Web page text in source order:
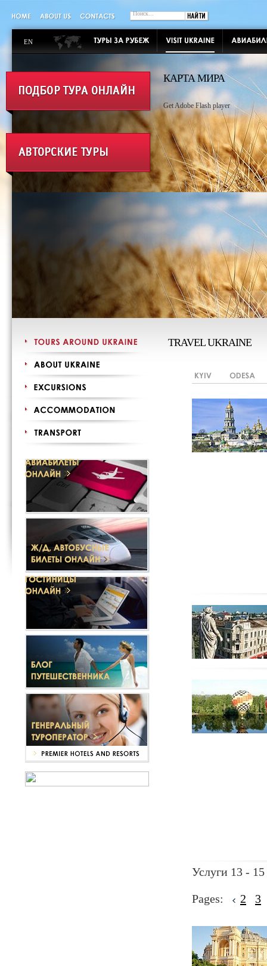
EN
КАРТА МИРА
Get Adobe Flash player
TRAVEL UKRAINE
Услуги 13 -
Pages: 2 3